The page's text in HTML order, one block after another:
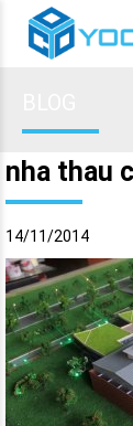
nha thau
14/11/2014